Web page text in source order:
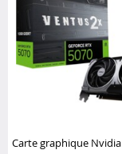
Carte graphique